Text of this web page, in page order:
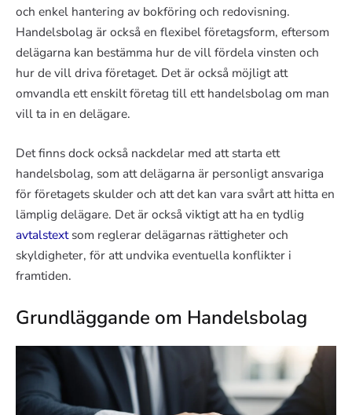
och enkel hantering av bokföring och redovisning.
Handelsbolag är också en flexibel företagsform, eftersom
delägarna kan bestämma hur de vill fördela vinsten och
hur de vill driva företaget. Det är också möjligt att
omvandla ett enskilt företag till ett handelsbolag om man
vill ta in en delägare.
Det finns dock också nackdelar med att starta ett
handelsbolag, som att delägarna är personligt ansvariga
för företagets skulder och att det kan vara svårt att hitta en
lämplig delägare. Det är också viktigt att ha en tydlig
avtalstextsom reglerar delägarnas rättigheter och
skyldigheter, för att undvika eventuella konflikter i
framtiden.
Grundläggande om Handelsbolag